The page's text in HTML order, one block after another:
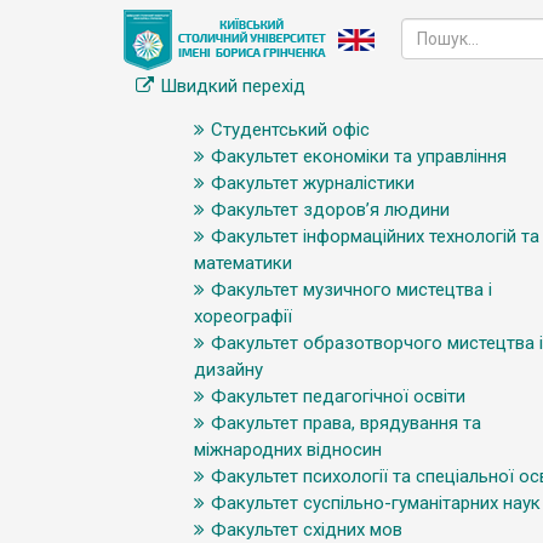
Швидкий перехід
Студентський офіс
Факультет економіки та управління
Факультет журналістики
Факультет здоров’я людини
Факультет інформаційних технологій та
математики
Факультет музичного мистецтва і
хореографії
Факультет образотворчого мистецтва і
дизайну
Факультет педагогічної освіти
Факультет права, врядування та
міжнародних відносин
Факультет психології та спеціальної
Факультет суспільно-гуманітарних наук
Факультет східних мов